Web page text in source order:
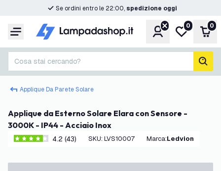
Se ordini entro le 22:00, spedizione oggi
Menu Account
Lista
0 0
Cosa stai cercando?
Applique Da Parete Solare
Applique da Esterno Solare Elara con Sensore -
3000K - IP44 - Acciaio Inox
4.2 stelle di valutazione
4.2 (43) SKU: LVS10007 Marca: Ledvion